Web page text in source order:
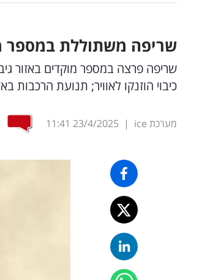
שריפה משתוללת במספר
שריפה פרצה במספר מוקדים באזור
כיבוי הוזנקו לאוויר; תנועת הרכבות
מערכת ice |
23/4/2025
11:41